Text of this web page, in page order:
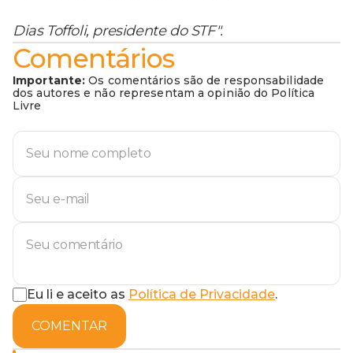
Dias Toffoli, presidente do STF".
Comentários
Importante: Os comentários são de responsabilidade
dos autores e não representam a opinião do Política
Livre
Eu li e aceito as Política de Privacidade.
COMENTAR